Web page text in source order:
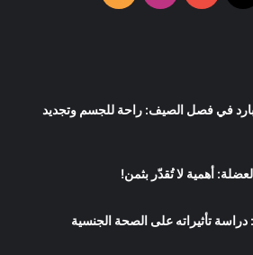
في فصل الصيف: راحة للجسم وتجديد
أهمية لا تُقدّر بثمن!
تأثيراته على الصحة الجنسية